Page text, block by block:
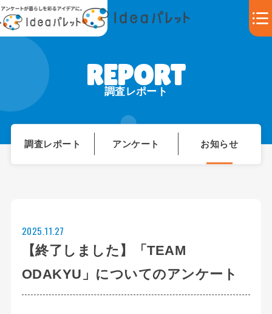
調査レポート
調査レポート アンケート お知らせ
【終了しました】「TEAM
ODAKYU」についてのアンケート
2025.11.27